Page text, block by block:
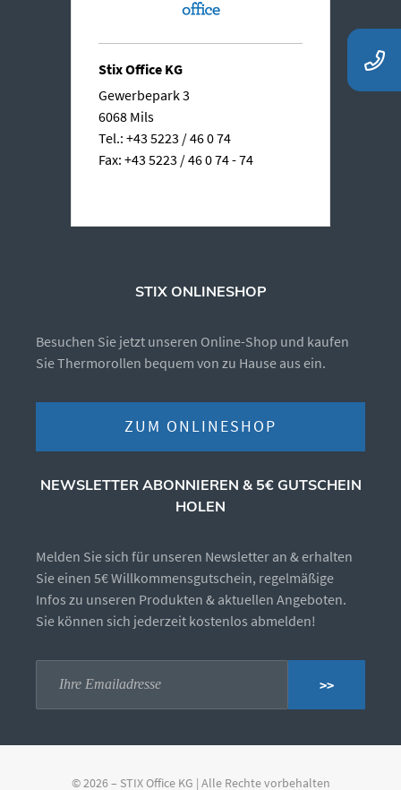
Stix Office KG
Gewerbepark 3
6068 Mils
Tel.: +43 5223 / 46 0 74
Fax: +43 5223 / 46 0 74 - 74
STIX ONLINESHOP
Besuchen Sie jetzt unseren Online-Shop und kaufen
Sie Thermorollen bequem von zu Hause aus ein.
ZUM ONLINESHOP
NEWSLETTER ABONNIEREN & 5€ GUTSCHEIN
HOLEN
Melden Sie sich für unseren Newsletter an & erhalten
Sie einen 5€ Willkommensgutschein, regelmäßige
Infos zu unseren Produkten & aktuellen Angeboten.
Sie können sich jederzeit kostenlos abmelden!
>>
© 2026 – STIX Office KG | Alle Rechte vorbehalten